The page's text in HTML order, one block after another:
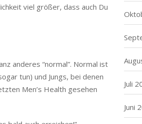
viel größer, dass auch Du
anderes “normal”. Normal ist
tun) und Jungs, bei denen
Men’s Health gesehen
Juli
Juni